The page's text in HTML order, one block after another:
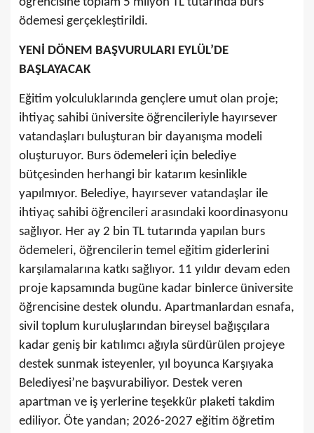
ödemesi gerçekleştirildi.
YENİ DÖNEM BAŞVURULARI EYLÜL’DE
BAŞLAYACAK
Eğitim yolculuklarında gençlere umut olan proje;
ihtiyaç sahibi üniversite öğrencileriyle hayırsever
vatandaşları buluşturan bir dayanışma modeli
oluşturuyor. Burs ödemeleri için belediye
bütçesinden herhangi bir katarım kesinlikle
yapılmıyor. Belediye, hayırsever vatandaşlar ile
ihtiyaç sahibi öğrencileri arasındaki koordinasyonu
sağlıyor. Her ay 2 bin TL tutarında yapılan burs
ödemeleri, öğrencilerin temel eğitim giderlerini
karşılamalarına katkı sağlıyor. 11 yıldır devam eden
proje kapsamında bugüne kadar binlerce üniversite
öğrencisine destek olundu. Apartmanlardan esnafa,
sivil toplum kuruluşlarından bireysel bağışçılara
kadar geniş bir katılımcı ağıyla sürdürülen projeye
destek sunmak isteyenler, yıl boyunca Karşıyaka
Belediyesi’ne başvurabiliyor. Destek veren
apartman ve iş yerlerine teşekkür plaketi takdim
ediliyor. Öte yandan; 2026-2027 eğitim öğretim